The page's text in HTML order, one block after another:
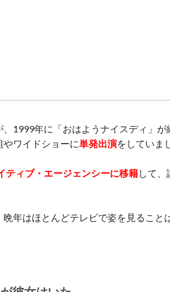
1999年に「おはようナイスディ」が
ワイドショーに単発出演をしていま
ティブ・エージェンシーに移籍して
年はほとんどテレビで姿を見ること